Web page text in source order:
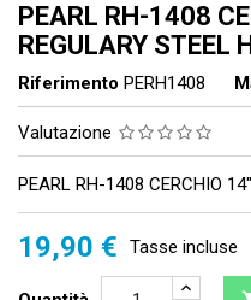
PEARL RH-1408
REGULARY STEEL
Riferimento PERH1408
Valutazione
PEARL RH-1408 CERCHIO
19,90 € Tasse incluse